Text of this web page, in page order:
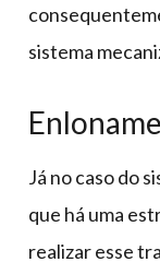
sistema
Já no caso do
que há uma
realizar esse